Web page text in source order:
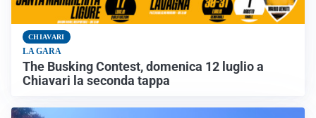
CHIAVARI
LA GARA
The Busking Contest, domenica 12 luglio a
Chiavari la seconda tappa